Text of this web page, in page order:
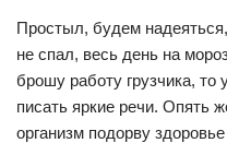
Простыл, будем
не спал, весь день на
брошу работу грузчика, то
писать яркие речи. Опять
организм подорву